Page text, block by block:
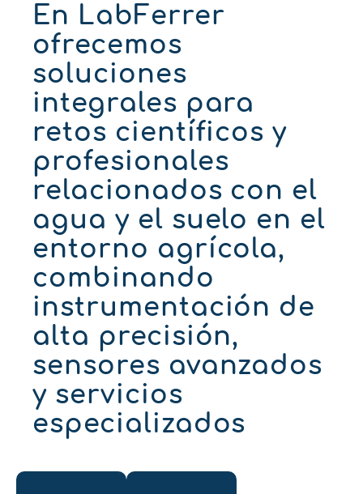
En LabFerrer
ofrecemos
soluciones
integrales para
retos científicos y
profesionales
relacionados con el
agua y el suelo en el
entorno agrícola,
combinando
instrumentación de
alta precisión,
sensores avanzados
y servicios
especializados